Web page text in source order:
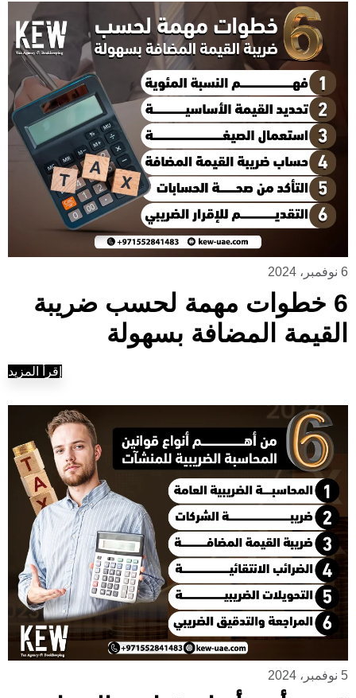
6 نوفمبر، 2024
6 خطوات مهمة لحسب ضريبة
القيمة المضافة بسهولة
إقرأ المزيد
5 نوفمبر، 2024